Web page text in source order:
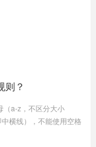
则？
（a-z，不区分大小
横线），不能使用空格